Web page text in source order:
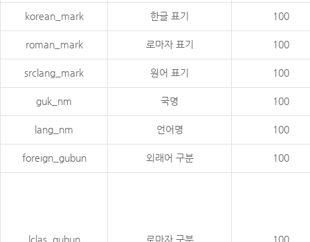
korean_mark 한글 표기 100
roman_mark 로마자 표기 100
srclang_mark 원어 표기 100
guk_nm 국명 100
lang_nm 언어명 100
foreign_gubun 외래어 구분 100
lclas_gubun 로마자 구분 100